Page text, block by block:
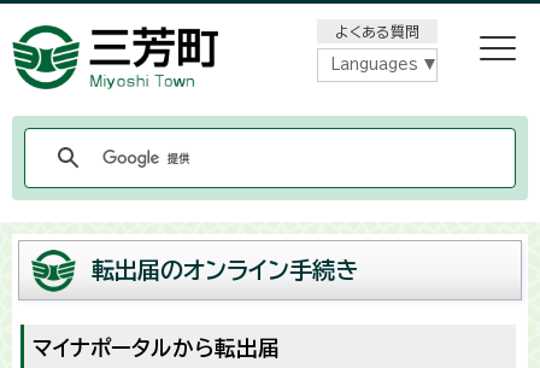
よくある質問
Languages
転出届のオンライン手続き
マイナポータルから転出届